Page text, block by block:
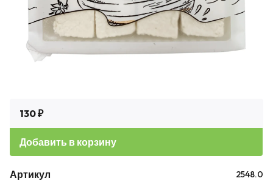
130 ₽
Добавить в корзину
Артикул 2548.0